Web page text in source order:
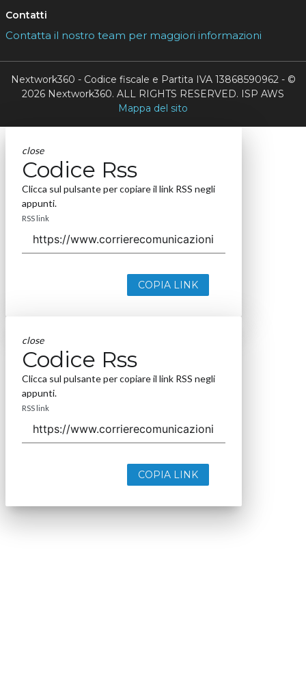
Contatti
Contatta il nostro team per maggiori informazioni
Nextwork360 - Codice fiscale e Partita IVA 13868590962 - ©
2026 Nextwork360. ALL RIGHTS RESERVED. ISP AWS
Mappa del sito
close
Codice Rss
Clicca sul pulsante per copiare il link RSS negli
appunti.
RSS link
COPIA LINK
close
Codice Rss
Clicca sul pulsante per copiare il link RSS negli
appunti.
RSS link
COPIA LINK